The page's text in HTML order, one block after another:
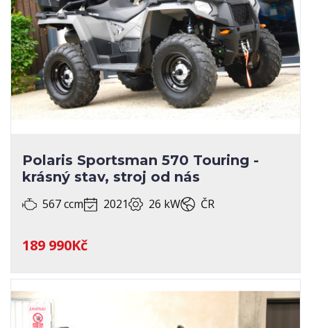
Polaris Sportsman 570 Touring -
krásný stav, stroj od nás
567 ccm 2021 26 kW ČR
189 990Kč